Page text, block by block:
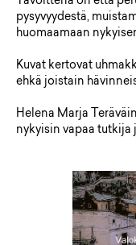
pysyvyydestä,
huomaamaan
Kuvat kertovat
ehkä joistain
Helena Marja
nykyisin vapaa tutkija